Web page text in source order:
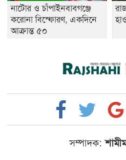
নাটোর ও চাঁপাইনবাবগঞ্জে
করোনা বিস্ফোরণ, একদিনে
আক্রান্ত ৫০
সম্পাদক: